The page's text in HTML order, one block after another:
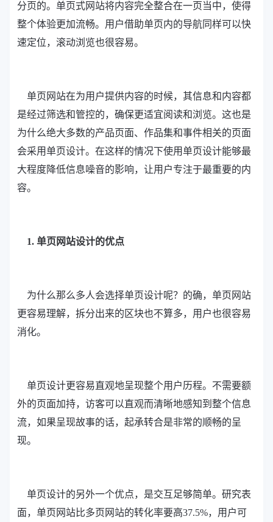
分页的。单页式网站将内容完全整合在一页当中，使得
整个体验更加流畅。用户借助单页内的导航同样可以快
速定位，滚动浏览也很容易。
单页网站在为用户提供内容的时候，其信息和内容都
是经过筛选和管控的，确保更适宜阅读和浏览。这也是
为什么绝大多数的产品页面、作品集和事件相关的页面
会采用单页设计。在这样的情况下使用单页设计能够最
大程度降低信息噪音的影响，让用户专注于最重要的内
容。
1. 单页网站设计的优点
为什么那么多人会选择单页设计呢？的确，单页网站
更容易理解，拆分出来的区块也不算多，用户也很容易
消化。
单页设计更容易直观地呈现整个用户历程。不需要额
外的页面加持，访客可以直观而清晰地感知到整个信息
流，如果呈现故事的话，起承转合是非常的顺畅的呈
现。
单页设计的另外一个优点，是交互足够简单。研究表
面，单页网站比多页网站的转化率要高37.5%，用户可